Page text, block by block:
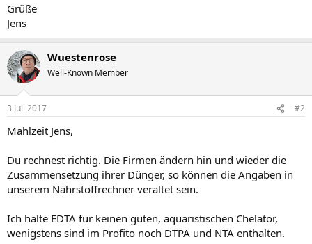
Grüße
Jens
Wuestenrose
Well-Known Member
3 Juli 2017 #2
Mahlzeit Jens,
Du rechnest richtig. Die Firmen ändern hin und wieder die
Zusammensetzung ihrer Dünger, so können die Angaben in
unserem Nährstoffrechner veraltet sein.
Ich halte EDTA für keinen guten, aquaristischen Chelator,
wenigstens sind im Profito noch DTPA und NTA enthalten.